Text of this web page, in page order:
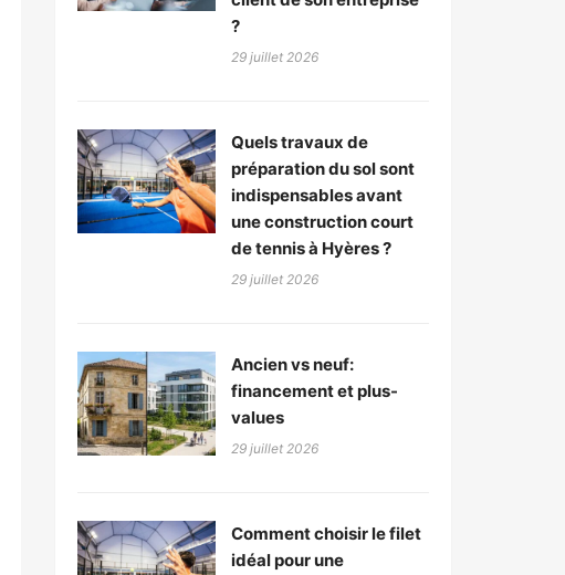
?
29 juillet 2026
Quels travaux de
préparation du sol sont
indispensables avant
une construction court
de tennis à Hyères ?
29 juillet 2026
Ancien vs neuf:
financement et plus-
values
29 juillet 2026
Comment choisir le filet
idéal pour une